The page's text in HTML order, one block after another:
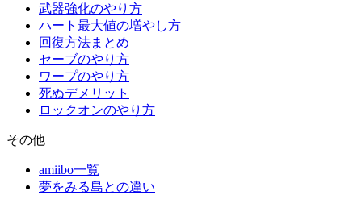
武器強化のやり方
ハート最大値の増やし方
回復方法まとめ
セーブのやり方
ワープのやり方
死ぬデメリット
ロックオンのやり方
その他
amiibo一覧
夢をみる島との違い